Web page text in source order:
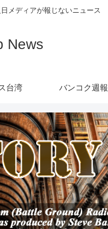
メディアが報じないニュース
News
台湾 バンコク週報